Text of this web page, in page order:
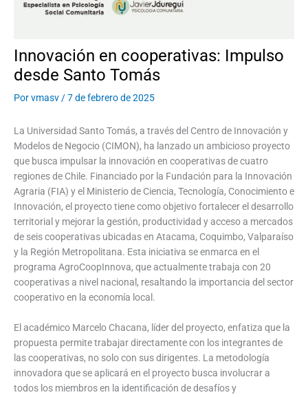
Innovación en cooperativas: Impulso
desde Santo Tomás
Porvmasv /7 de febrero de 2025
La Universidad Santo Tomás, a través del Centro de Innovación y
Modelos de Negocio (CIMON), ha lanzado un ambicioso proyecto
que busca impulsar la innovación en cooperativas de cuatro
regiones de Chile. Financiado por la Fundación para la Innovación
Agraria (FIA) y el Ministerio de Ciencia, Tecnología, Conocimiento e
Innovación, el proyecto tiene como objetivo fortalecer el desarrollo
territorial y mejorar la gestión, productividad y acceso a mercados
de seis cooperativas ubicadas en Atacama, Coquimbo, Valparaíso
y la Región Metropolitana. Esta iniciativa se enmarca en el
programa AgroCoopInnova, que actualmente trabaja con 20
cooperativas a nivel nacional, resaltando la importancia del sector
cooperativo en la economía local.
El académico Marcelo Chacana, líder del proyecto, enfatiza que la
propuesta permite trabajar directamente con los integrantes de
las cooperativas, no solo con sus dirigentes. La metodología
innovadora que se aplicará en el proyecto busca involucrar a
todos los miembros en la identificación de desafíos y